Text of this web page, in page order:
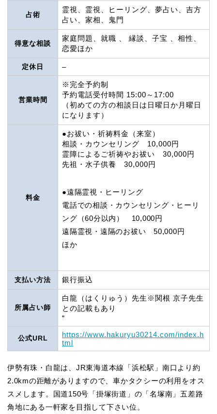
占術
霊視、霊視、ヒーリング、夢占い、吉方
占い、家相、鬼門
得意な相談
家庭問題、就職 、 縁談、子宝 、相性、
恋愛ほか
定休日 –
営業時間
※完全予約制
予約電話受付時間 15:00～17:00
（初めての方の相談日は日曜日か月曜日
になります）
料金
●お祓い・祈祷料金（来室）
相談・カウンセリング 10,000円
霊障によるご祈祷やお祓い 30,000円
先祖・水子供養 30,000円
●遠隔霊視・ヒーリング
電話での相談・カウンセリング・ヒーリ
ング（60分以内） 10,000円
遠隔霊視・遠隔のお祓い 50,000円
ほか
支払い方法 銀行振込
所属占い師
白龍（はくりゅう）先生※関根 京子先生
との記載もあり
“
公式URL
https://www.hakuryu30214.com/index.h
tml
伊勢有珠・白龍は、JR東海道本線「浜松駅」南口より約
2.0kmの距離がありますので、車かタクシーの利用をオス
スメします。国道150号「掛塚街道」の「名塚南」五差路
角地にある一軒家を目指して下さい位。